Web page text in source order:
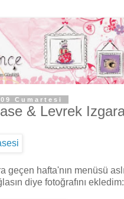
Cumartesi
& Levrek
geçen hafta'nın menüsü
diye fotoğrafını